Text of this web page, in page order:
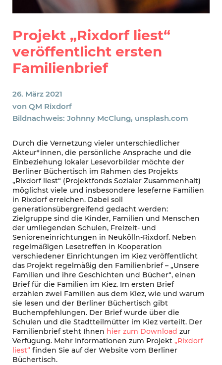
Projekt „Rixdorf liest“
veröffentlicht ersten
Familienbrief
26. März 2021
von QM Rixdorf
Bildnachweis: Johnny McClung, unsplash.com
Durch die Vernetzung vieler unterschiedlicher
Akteur*innen, die persönliche Ansprache und die
Einbeziehung lokaler Lesevorbilder möchte der
Berliner Büchertisch im Rahmen des Projekts
„Rixdorf liest“ (Projektfonds Sozialer Zusammenhalt)
möglichst viele und insbesondere leseferne Familien
in Rixdorf erreichen. Dabei soll
generationsübergreifend gedacht werden:
Zielgruppe sind die Kinder, Familien und Menschen
der umliegenden Schulen, Freizeit- und
Senioreneinrichtungen in Neukölln-Rixdorf. Neben
regelmäßigen Lesetreffen in Kooperation
verschiedener Einrichtungen im Kiez veröffentlicht
das Projekt regelmäßig den Familienbrief – „Unsere
Familien und ihre Geschichten und Bücher“, einen
Brief für die Familien im Kiez. Im ersten Brief
erzählen zwei Familien aus dem Kiez, wie und warum
sie lesen und der Berliner Büchertisch gibt
Buchempfehlungen. Der Brief wurde über die
Schulen und die Stadtteilmütter im Kiez verteilt. Der
Familienbrief steht Ihnen hier zum Download zur
Verfügung. Mehr Informationen zum Projekt „Rixdorf
liest“ finden Sie auf der Website vom Berliner
Büchertisch.